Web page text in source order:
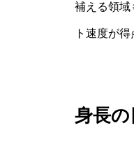
補える領域
ト速度が
身長の